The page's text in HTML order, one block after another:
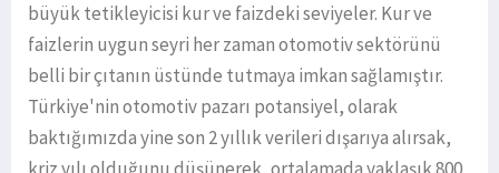
büyük tetikleyicisi kur ve faizdeki seviyeler. Kur ve
faizlerin uygun seyri her zaman otomotiv sektörünü
belli bir çıtanın üstünde tutmaya imkan sağlamıştır.
Türkiye'nin otomotiv pazarı potansiyel, olarak
baktığımızda yine son 2 yıllık verileri dışarıya alırsak,